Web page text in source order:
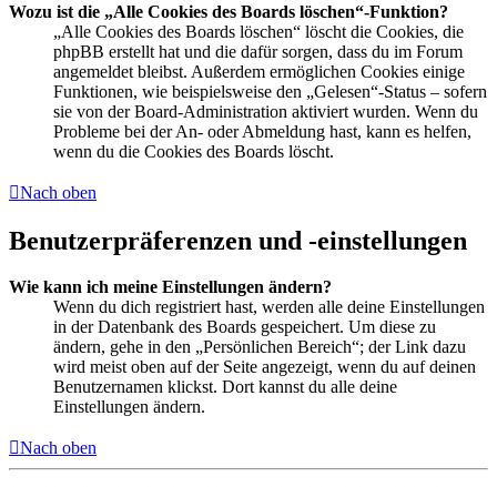
Wozu ist die „Alle Cookies des Boards löschen“-Funktion?
„Alle Cookies des Boards löschen“ löscht die Cookies, die
phpBB erstellt hat und die dafür sorgen, dass du im Forum
angemeldet bleibst. Außerdem ermöglichen Cookies einige
Funktionen, wie beispielsweise den „Gelesen“-Status – sofern
sie von der Board-Administration aktiviert wurden. Wenn du
Probleme bei der An- oder Abmeldung hast, kann es helfen,
wenn du die Cookies des Boards löscht.
Nach oben
Benutzerpräferenzen und -einstellungen
Wie kann ich meine Einstellungen ändern?
Wenn du dich registriert hast, werden alle deine Einstellungen
in der Datenbank des Boards gespeichert. Um diese zu
ändern, gehe in den „Persönlichen Bereich“; der Link dazu
wird meist oben auf der Seite angezeigt, wenn du auf deinen
Benutzernamen klickst. Dort kannst du alle deine
Einstellungen ändern.
Nach oben